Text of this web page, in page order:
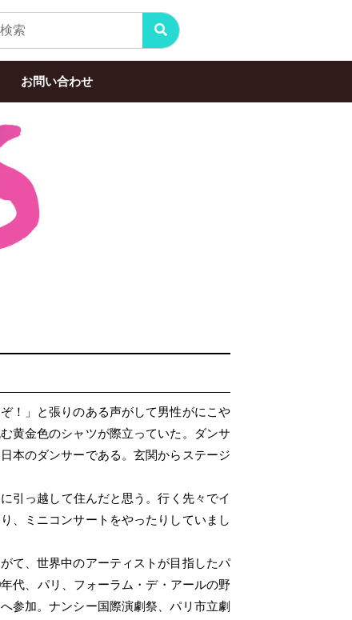
お問い合わせ
！」と張りのある声がして男性がにこや
黄金色のシャツが際立っていた。ダンサ
本のダンサーである。玄関からステージ
引っ越して住んだと思う。行く先々でイ
、ミニコンサートをやったりしていまし
て、世界中のアーティストが目指したパ
代、パリ、フォーラム・デ・アールの野
参加。ナンシー国際演劇祭、パリ市立劇